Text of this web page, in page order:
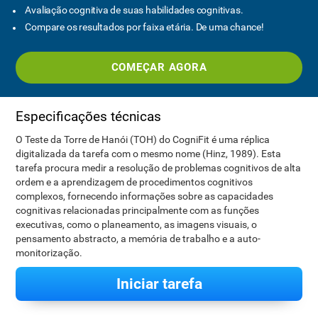
Avaliação cognitiva de suas habilidades cognitivas.
Compare os resultados por faixa etária. De uma chance!
COMEÇAR AGORA
Especificações técnicas
O Teste da Torre de Hanói (TOH) do CogniFit é uma réplica
digitalizada da tarefa com o mesmo nome (Hinz, 1989). Esta
tarefa procura medir a resolução de problemas cognitivos de alta
ordem e a aprendizagem de procedimentos cognitivos
complexos, fornecendo informações sobre as capacidades
cognitivas relacionadas principalmente com as funções
executivas, como o planeamento, as imagens visuais, o
pensamento abstracto, a memória de trabalho e a auto-
monitorização.
Iniciar tarefa